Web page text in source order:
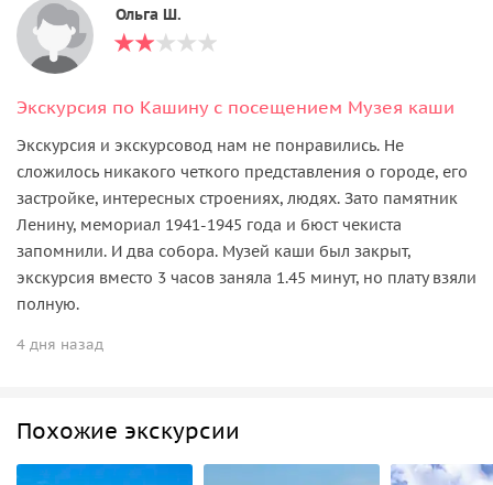
Ольга Ш.
Экскурсия по Кашину с посещением Музея каши
Экскурсия и экскурсовод нам не понравились. Не
сложилось никакого четкого представления о городе, его
застройке, интересных строениях, людях. Зато памятник
Ленину, мемориал 1941-1945 года и бюст чекиста
запомнили. И два собора. Музей каши был закрыт,
экскурсия вместо 3 часов заняла 1.45 минут, но плату взяли
полную.
4 дня назад
Похожие экскурсии